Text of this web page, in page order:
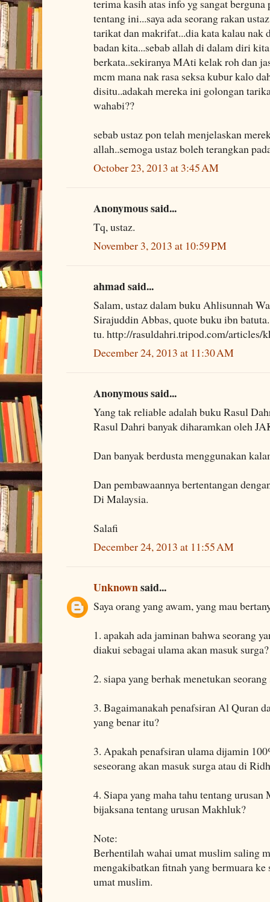
terima kasih atas info yg sangat berguna
tentang ini...saya ada seorang rakan
tarikat dan makrifat...dia kata kalau
badan kita...sebab allah di dalam diri
berkata..sekiranya MAti kelak roh dan
mcm mana nak rasa seksa kubur kalo
disitu..adakah mereka ini golongan
wahabi??
sebab ustaz pon telah menjelaskan
allah..semoga ustaz boleh terangkan
October 23, 2013 at 3:45 AM
Anonymous said...
Tq, ustaz.
November 3, 2013 at 10:59 PM
ahmad said...
Salam, ustaz dalam buku Ahlisunnah
Sirajuddin Abbas, quote buku ibn
tu. http://rasuldahri.tripod.com/articles/
December 24, 2013 at 11:30 AM
Anonymous said...
Yang tak reliable adalah buku Rasul
Rasul Dahri banyak diharamkan oleh
Dan banyak berdusta menggunakan
Dan pembawaannya bertentangan
Di Malaysia.
Salafi
December 24, 2013 at 11:55 AM
Unknownsaid...
Saya orang yang awam, yang mau
1. apakah ada jaminan bahwa seorang
diakui sebagai ulama akan masuk surga?
2. siapa yang berhak menetukan
3. Bagaimanakah penafsiran Al Quran
yang benar itu?
3. Apakah penafsiran ulama dijamin
seseorang akan masuk surga atau di
4. Siapa yang maha tahu tentang
bijaksana tentang urusan Makhluk?
Note:
Berhentilah wahai umat muslim saling
mengakibatkan fitnah yang bermuara
umat muslim.